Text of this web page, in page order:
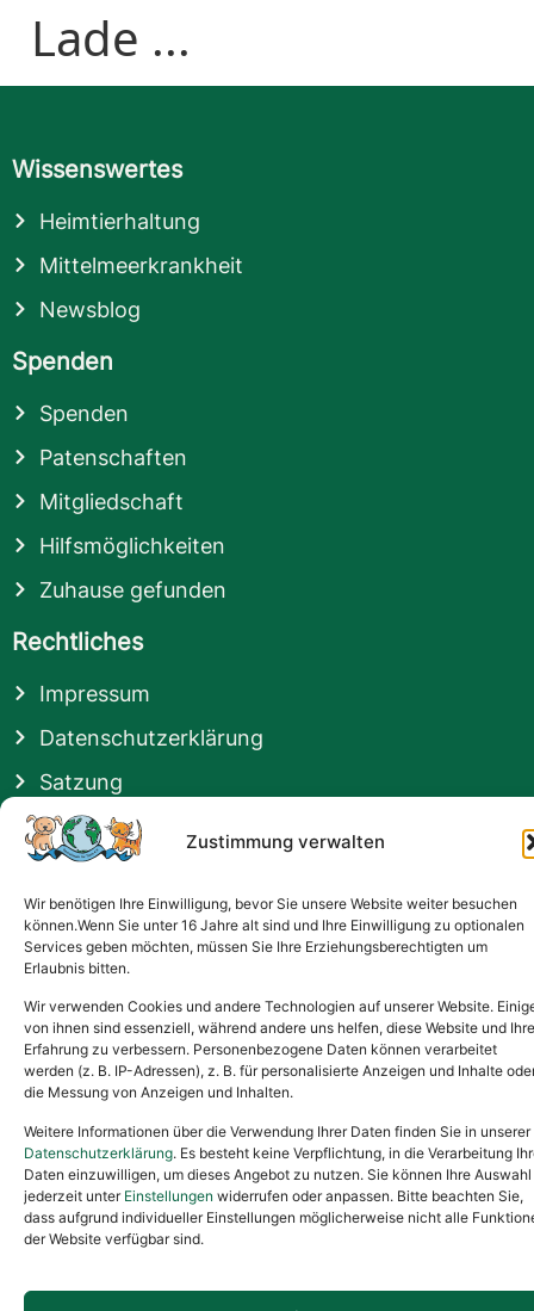
Zustimmung verwalten
Wir benötigen Ihre Einwilligung, bevor Sie unsere Website weiter besuchen
können.Wenn Sie unter 16 Jahre alt sind und Ihre Einwilligung zu optionalen
Services geben möchten, müssen Sie Ihre Erziehungsberechtigten um
Erlaubnis bitten.
Wir verwenden Cookies und andere Technologien auf unserer Website.
von ihnen sind essenziell, während andere uns helfen, diese Website und Ihre
Erfahrung zu verbessern. Personenbezogene Daten können verarbeitet
werden (z. B. IP-Adressen), z. B. für personalisierte Anzeigen und Inhalte
die Messung von Anzeigen und Inhalten.
Weitere Informationen über die Verwendung Ihrer Daten finden Sie in unserer
Datenschutzerklärung. Es besteht keine Verpflichtung, in die Verarbeitung
Daten einzuwilligen, um dieses Angebot zu nutzen. Sie können Ihre Auswahl
jederzeit unter Einstellungen widerrufen oder anpassen. Bitte beachten Sie,
dass aufgrund individueller Einstellungen möglicherweise nicht alle
der Website verfügbar sind.
Lade ...
Wissenswertes
Heimtierhaltung
Mittelmeerkrankheit
Newsblog
Spenden
Spenden
Patenschaften
Mitgliedschaft
Hilfsmöglichkeiten
Zuhause gefunden
Rechtliches
Impressum
Datenschutzerklärung
Satzung
Vermittlung & Gebühren